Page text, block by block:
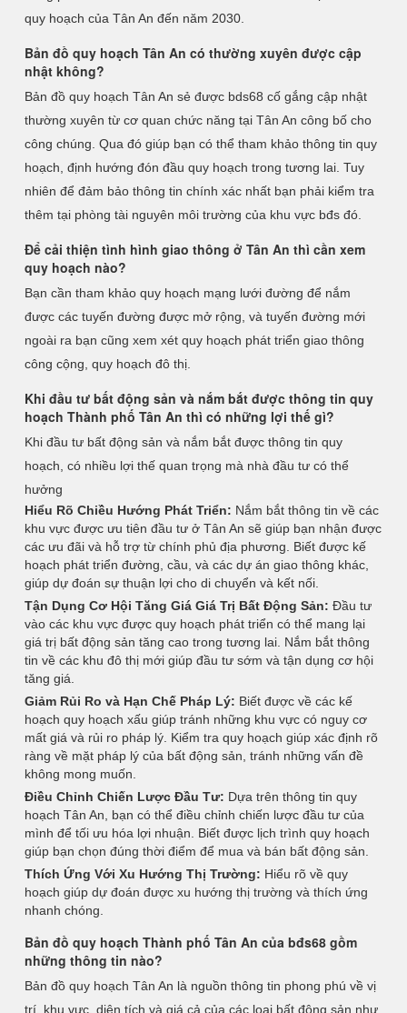
quy hoạch của Tân An đến năm 2030.
Bản đồ quy hoạch Tân An có thường xuyên được cập
nhật không?
Bản đồ quy hoạch Tân An sẻ được bds68 cố gắng cập nhật
thường xuyên từ cơ quan chức năng tại Tân An công bố cho
công chúng. Qua đó giúp bạn có thể tham khảo thông tin quy
hoạch, định hướng đón đầu quy hoạch trong tương lai. Tuy
nhiên để đảm bảo thông tin chính xác nhất bạn phải kiểm tra
thêm tại phòng tài nguyên môi trường của khu vực bđs đó.
Để cải thiện tình hình giao thông ở Tân An thì cần xem
quy hoạch nào?
Bạn cần tham khảo quy hoạch mạng lưới đường để nắm
được các tuyến đường được mở rộng, và tuyến đường mới
ngoài ra bạn cũng xem xét quy hoạch phát triển giao thông
công cộng, quy hoạch đô thị.
Khi đầu tư bất động sản và nắm bắt được thông tin quy
hoạch Thành phố Tân An thì có những lợi thế gì?
Khi đầu tư bất động sản và nắm bắt được thông tin quy
hoạch, có nhiều lợi thế quan trọng mà nhà đầu tư có thể
hưởng
Hiểu Rõ Chiều Hướng Phát Triển: Nắm bắt thông tin về các
khu vực được ưu tiên đầu tư ở Tân An sẽ giúp bạn nhận được
các ưu đãi và hỗ trợ từ chính phủ địa phương. Biết được kế
hoạch phát triển đường, cầu, và các dự án giao thông khác,
giúp dự đoán sự thuận lợi cho di chuyển và kết nối.
Tận Dụng Cơ Hội Tăng Giá Giá Trị Bất Động Sản: Đầu tư
vào các khu vực được quy hoạch phát triển có thể mang lại
giá trị bất động sản tăng cao trong tương lai. Nắm bắt thông
tin về các khu đô thị mới giúp đầu tư sớm và tận dụng cơ hội
tăng giá.
Giảm Rủi Ro và Hạn Chế Pháp Lý: Biết được về các kế
hoạch quy hoạch xấu giúp tránh những khu vực có nguy cơ
mất giá và rủi ro pháp lý. Kiểm tra quy hoạch giúp xác định rõ
ràng về mặt pháp lý của bất động sản, tránh những vấn đề
không mong muốn.
Điều Chỉnh Chiến Lược Đầu Tư: Dựa trên thông tin quy
hoạch Tân An, bạn có thể điều chỉnh chiến lược đầu tư của
mình để tối ưu hóa lợi nhuận. Biết được lịch trình quy hoạch
giúp bạn chọn đúng thời điểm để mua và bán bất động sản.
Thích Ứng Với Xu Hướng Thị Trường: Hiểu rõ về quy
hoạch giúp dự đoán được xu hướng thị trường và thích ứng
nhanh chóng.
Bản đồ quy hoạch Thành phố Tân An của bđs68 gồm
những thông tin nào?
Bản đồ quy hoạch Tân An là nguồn thông tin phong phú về vị
trí, khu vực, diện tích và giá cả của các loại bất động sản như